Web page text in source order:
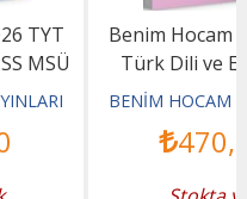
Benim Hocam 2026 AYT
Türk Dili ve Edebiyatı
Ders Notları
BENİM HOCAM YAYINLARI
,00